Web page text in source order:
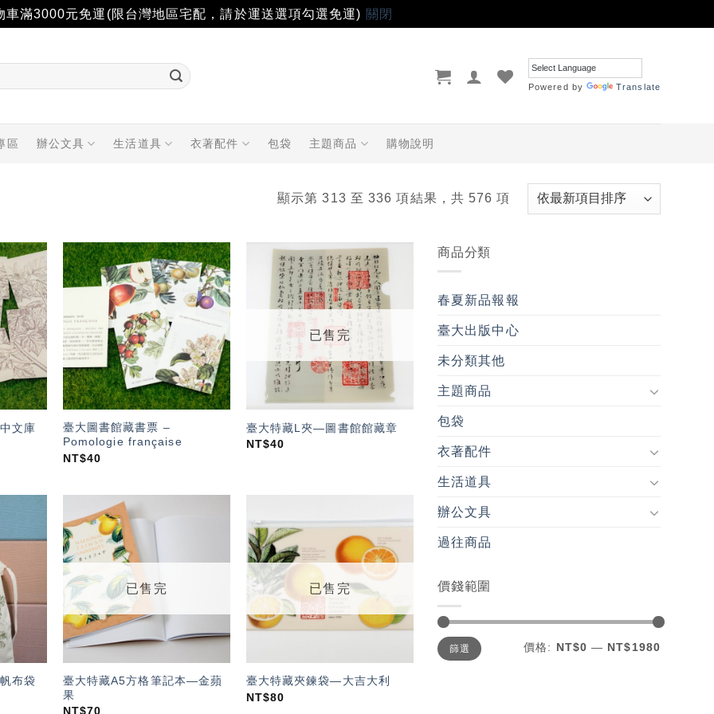
車滿3000元免運(限台灣地區宅配，請於運送選項勾選免運) 關閉
Powered by Translate
區 辦公文具 生活道具 衣著配件 包袋 主題商品 購物說明
顯示第 313 至 336 項結果，共 576 項
加入
「願
望輕
單」
文庫
加入
「願
望輕
單」
臺大圖書館藏書票 –
Pomologie française
NT$40
加入
「願
望輕
已售完
臺大特藏L夾—圖書館館藏章
NT$40
加入
布袋
望輕
已售完
臺大特藏A5方格筆記本—金蘋
果
NT$70
加入
「願
望輕
單」
已售完
臺大特藏夾鍊袋—大吉大利
NT$80
商品分類
春夏新品報報
臺大出版中心
未分類其他
主題商品
包袋
衣著配件
生活道具
辦公文具
過往商品
價錢範圍
最
低
價
最
高
價
篩選 價格: NT$0 — NT$1980